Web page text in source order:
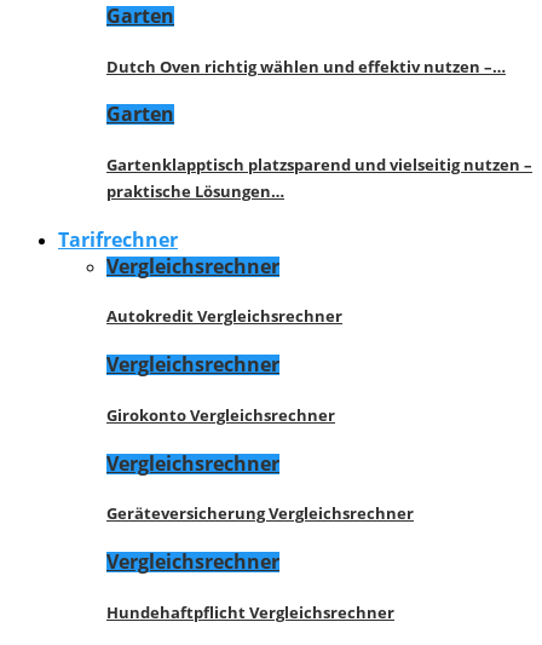
Garten
Dutch Oven richtig wählen und effektiv nutzen –…
Garten
Gartenklapptisch platzsparend und vielseitig nutzen –
praktische Lösungen…
Tarifrechner
Vergleichsrechner
Autokredit Vergleichsrechner
Vergleichsrechner
Girokonto Vergleichsrechner
Vergleichsrechner
Geräteversicherung Vergleichsrechner
Vergleichsrechner
Hundehaftpflicht Vergleichsrechner